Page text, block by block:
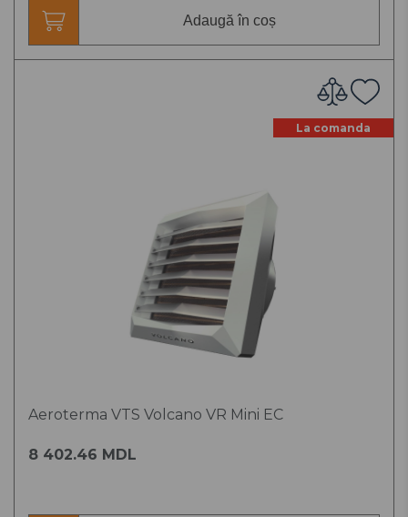
Adaugă în coș
La comanda
Aeroterma VTS Volcano VR Mini EC
8 402.46 MDL